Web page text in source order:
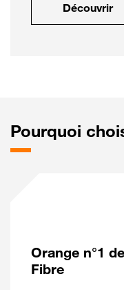
Découvrir
Pourquoi
Orange n°1
Fibre